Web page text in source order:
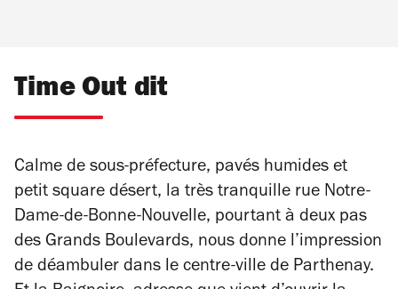
Time Out dit
Calme de sous-préfecture, pavés humides et
petit square désert, la très tranquille rue Notre-
Dame-de-Bonne-Nouvelle, pourtant à deux pas
des Grands Boulevards, nous donne l’impression
de déambuler dans le centre-ville de Parthenay.